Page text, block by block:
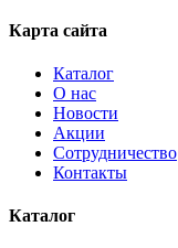
Карта сайта
Каталог
О нас
Новости
Акции
Сотрудничество
Контакты
Каталог